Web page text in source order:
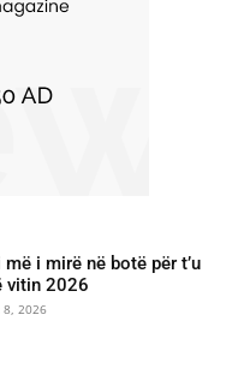
më i mirë në botë për t’u
vitin 2026
8, 2026